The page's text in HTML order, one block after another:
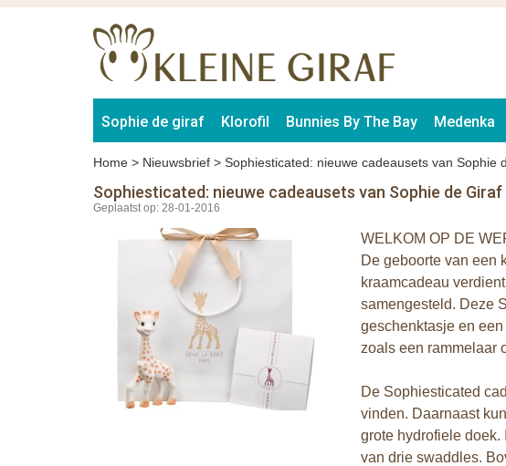
Sophie de giraf Klorofil Bunnies By The Bay Medenka
Home > Nieuwsbrief > Sophiesticated: nieuwe cadeausets van Sophie
Sophiesticated: nieuwe cadeausets van Sophie de Giraf
Geplaatst op: 28-01-2016
WELKOM OP DE
De geboorte van een
kraamcadeau
samengesteld. Deze
geschenktasje en
zoals een rammelaar
De Sophiesticated
vinden. Daarnaast
grote hydrofiele
van drie swaddles.